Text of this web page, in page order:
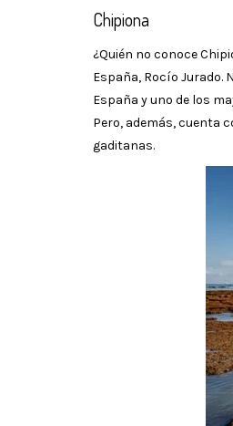
Chipiona
¿Quién no conoce
España, Rocío Jurado.
España y uno de los
Pero, además, cuenta
gaditanas.